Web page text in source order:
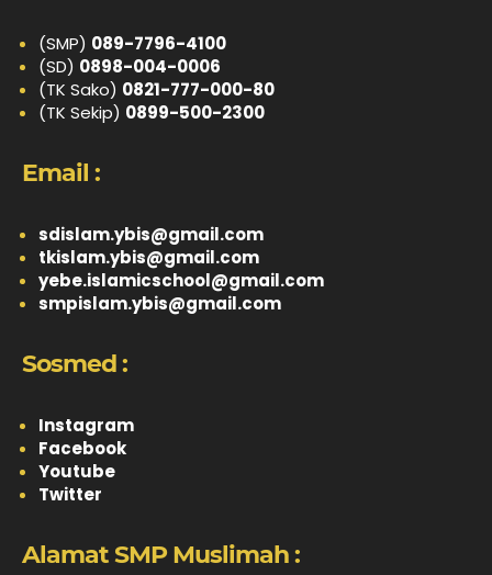
(SMP) 089-7796-4100
(SD) 0898-004-0006
(TK Sako) 0821-777-000-80
(TK Sekip) 0899-500-2300
Email :
sdislam.ybis@gmail.com
tkislam.ybis@gmail.com
yebe.islamicschool@gmail.com
smpislam.ybis@gmail.com
Sosmed :
Instagram
Facebook
Youtube
Twitter
Alamat SMP Muslimah :